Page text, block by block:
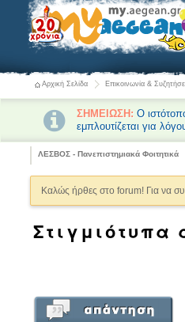
Αρχική Σελίδα Επικοινωνία &
ΣΗΜΕΙΩΣΗ: Ο
εμπλουτίζεται για
ΛΕΣΒΟΣ - Πανεπιστημιακά Φοιτητικά
Καλώς ήρθες στο forum! Για να